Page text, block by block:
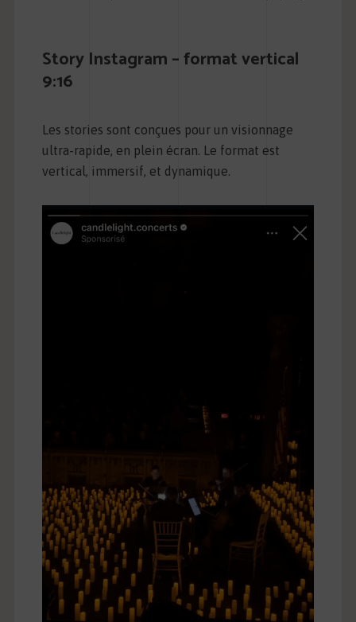
Story Instagram – format vertical
9:16
Les stories sont conçues pour un visionnage
ultra-rapide, en plein écran. Le format est
vertical, immersif, et dynamique.